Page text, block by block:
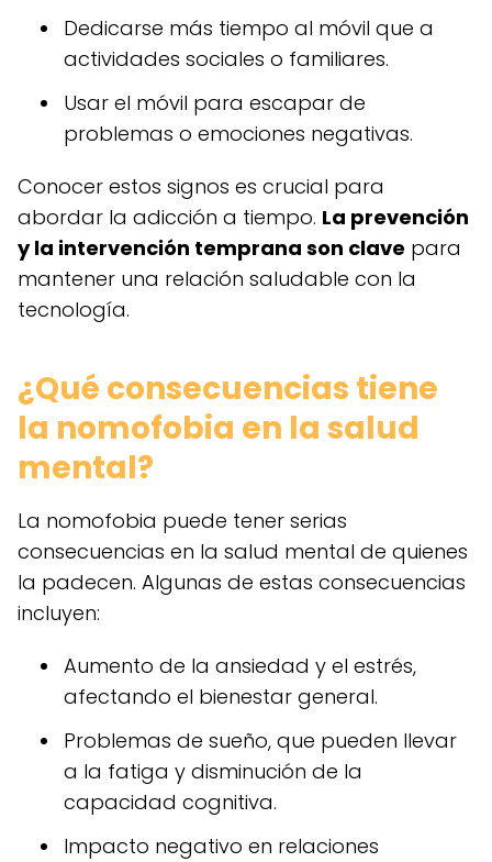
Dedicarse más tiempo al móvil que a
actividades sociales o familiares.
Usar el móvil para escapar de
problemas o emociones negativas.
Conocer estos signos es crucial para
abordar la adicción a tiempo. La prevención
y la intervención temprana son clave para
mantener una relación saludable con la
tecnología.
¿Qué consecuencias tiene
la nomofobia en la salud
mental?
La nomofobia puede tener serias
consecuencias en la salud mental de quienes
la padecen. Algunas de estas consecuencias
incluyen:
Aumento de la ansiedad y el estrés,
afectando el bienestar general.
Problemas de sueño, que pueden llevar
a la fatiga y disminución de la
capacidad cognitiva.
Impacto negativo en relaciones